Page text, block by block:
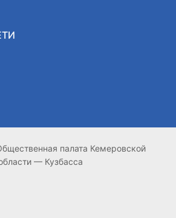
палата Кемеровской
— Кузбасса